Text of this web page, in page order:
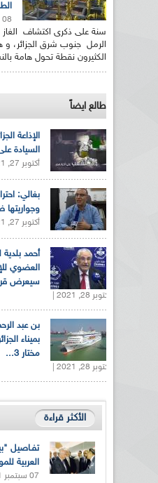
08 نوفمبر 2018
سنة على ذكرى اكتشاف
الرمل جنوب شرق الجزائر، و
الكثيرون نقطة تحول هامة
طالع ايضاً
السيادة
أكتوبر 27, 2021 |
بغالي:
وجواريتها
أكتوبر 27, 2021 |
أحمد بلدية
العضوي
سيعرض
أكتوبر 28, 2021 |
بن عبد
بميناء
مختار 3...
أكتوبر 28, 2021 |
الأكثر قراءة
تفـاصيل
العربية
07 سبتمبر 2021 |